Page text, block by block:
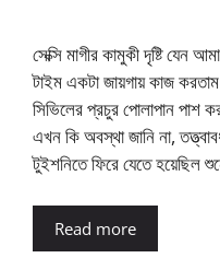
সেক্সি মাগীর কামুকী দৃষ্টি যেন
টাইম একটা জায়গায় কাজ
সিভিলের প্রচুর পোলাপান পাশ
এখন কি অবস্থা জানি না,
টুইশনিতে ফিরে যেতে
Read more